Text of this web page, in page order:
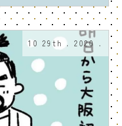
10 29th . 2020 .